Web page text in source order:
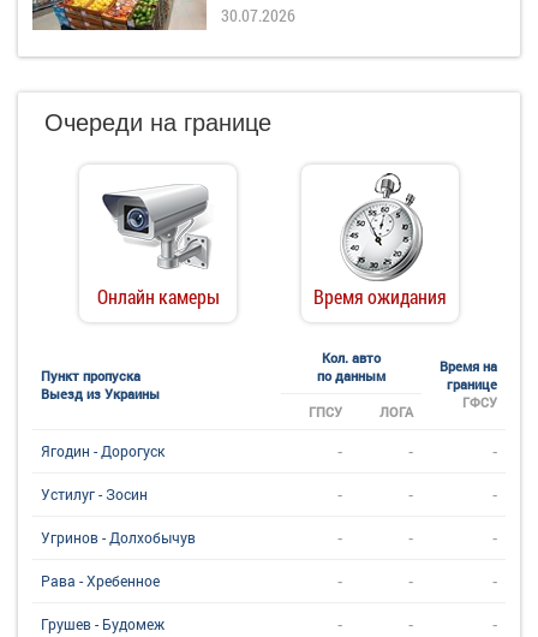
30.07.2026
Очереди на границе
Онлайн камеры Время ожидания
Пункт пропуска
Выезд из Украины
Кол. авто
по данным
Время на
границе
ГФСУ
ГПСУ ЛОГА
Ягодин - Дорогуск - - -
Устилуг - Зосин - - -
Угринов - Долхобычув - - -
Рава - Хребенное - - -
Грушев - Будомеж - - -